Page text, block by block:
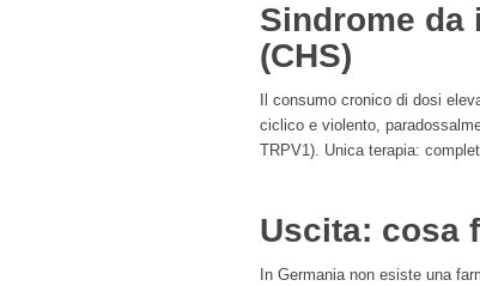
Sindrome da
(CHS)
Il consumo cronico di dosi
ciclico e violento,
TRPV1). Unica terapia:
Uscita: cosa
In Germania non esiste una